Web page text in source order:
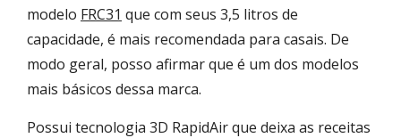
modelo FRC31 que com seus 3,5 litros de
capacidade, é mais recomendada para casais. De
modo geral, posso afirmar que é um dos modelos
mais básicos dessa marca.
Possui tecnologia 3D RapidAir que deixa as receitas